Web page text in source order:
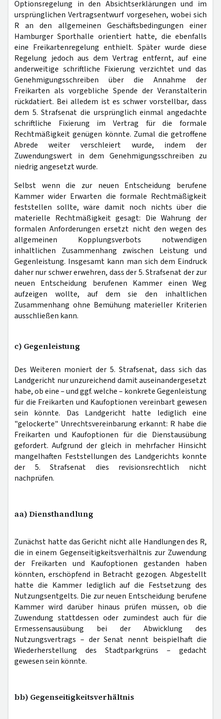
Optionsregelung in den Absichtserklärungen und im
ursprünglichen Vertragsentwurf vorgesehen, wobei sich
R an den allgemeinen Geschäftsbedingungen einer
Hamburger Sporthalle orientiert hatte, die ebenfalls
eine Freikartenregelung enthielt. Später wurde diese
Regelung jedoch aus dem Vertrag entfernt, auf eine
anderweitige schriftliche Fixierung verzichtet und das
Genehmigungsschreiben über die Annahme der
Freikarten als vorgebliche Spende der Veranstalterin
rückdatiert. Bei alledem ist es schwer vorstellbar, dass
dem 5. Strafsenat die ursprünglich einmal angedachte
schriftliche Fixierung im Vertrag für die formale
Rechtmäßigkeit genügen könnte. Zumal die getroffene
Abrede weiter verschleiert wurde, indem der
Zuwendungswert in dem Genehmigungsschreiben zu
niedrig angesetzt wurde.
Selbst wenn die zur neuen Entscheidung berufene
Kammer wider Erwarten die formale Rechtmäßigkeit
feststellen sollte, wäre damit noch nichts über die
materielle Rechtmäßigkeit gesagt: Die Wahrung der
formalen Anforderungen ersetzt nicht den wegen des
allgemeinen Kopplungsverbots notwendigen
inhaltlichen Zusammenhang zwischen Leistung und
Gegenleistung. Insgesamt kann man sich dem Eindruck
daher nur schwer erwehren, dass der 5. Strafsenat der zur
neuen Entscheidung berufenen Kammer einen Weg
aufzeigen wollte, auf dem sie den inhaltlichen
Zusammenhang ohne Bemühung materieller Kriterien
ausschließen kann.
c) Gegenleistung
Des Weiteren moniert der 5. Strafsenat, dass sich das
Landgericht nur unzureichend damit auseinandergesetzt
habe, ob eine – und ggf. welche – konkrete Gegenleistung
für die Freikarten und Kaufoptionen vereinbart gewesen
sein könnte. Das Landgericht hatte lediglich eine
"gelockerte" Unrechtsvereinbarung erkannt: R habe die
Freikarten und Kaufoptionen für die Dienstausübung
gefordert. Aufgrund der gleich in mehrfacher Hinsicht
mangelhaften Feststellungen des Landgerichts konnte
der 5. Strafsenat dies revisionsrechtlich nicht
nachprüfen.
aa) Diensthandlung
Zunächst hatte das Gericht nicht alle Handlungen des R,
die in einem Gegenseitigkeitsverhältnis zur Zuwendung
der Freikarten und Kaufoptionen gestanden haben
könnten, erschöpfend in Betracht gezogen. Abgestellt
hatte die Kammer lediglich auf die Festsetzung des
Nutzungsentgelts. Die zur neuen Entscheidung berufene
Kammer wird darüber hinaus prüfen müssen, ob die
Zuwendung stattdessen oder zumindest auch für die
Ermessensausübung bei der Abwicklung des
Nutzungsvertrags – der Senat nennt beispielhaft die
Wiederherstellung des Stadtparkgrüns – gedacht
gewesen sein könnte.
bb) Gegenseitigkeitsverhältnis